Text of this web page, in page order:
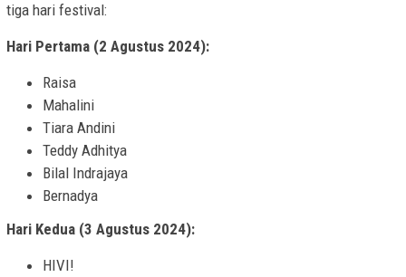
tiga hari festival:
Hari Pertama (2 Agustus 2024):
Raisa
Mahalini
Tiara Andini
Teddy Adhitya
Bilal Indrajaya
Bernadya
Hari Kedua (3 Agustus 2024):
HIVI!